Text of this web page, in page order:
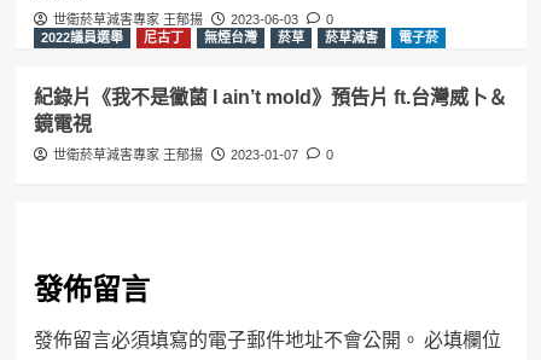
世衛菸草減害專家 王郁揚 2023-06-03
0
2022議員選舉
尼古丁 無煙台灣 菸草 菸草減害 電子菸
紀錄片《我不是黴菌 I ain’t mold》預告片 ft.台灣威卜＆
鏡電視
世衛菸草減害專家 王郁揚 2023-01-07 0
發佈留言
發佈留言必須填寫的電子郵件地址不會公開。 必填欄位